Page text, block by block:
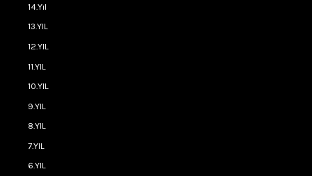
14.Yıl
13.YIL
12.YIL
11.YIL
10.YIL
9.YIL
8.YIL
7.YIL
6.YIL